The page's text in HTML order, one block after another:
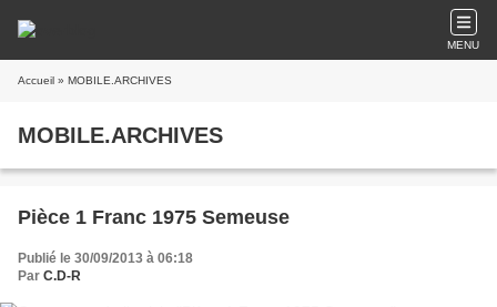
MENU
Accueil » MOBILE.ARCHIVES
MOBILE.ARCHIVES
Pièce 1 Franc 1975 Semeuse
Publié le 30/09/2013 à 06:18
Par C.D-R